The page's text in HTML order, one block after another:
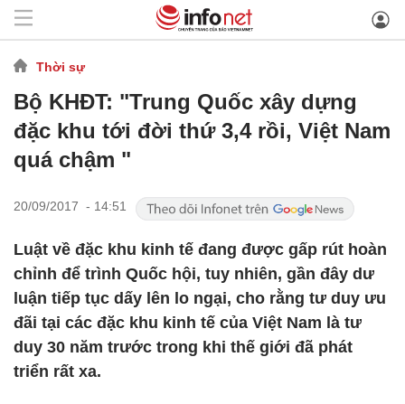
Thời sự
Bộ KHĐT: "Trung Quốc xây dựng
đặc khu tới đời thứ 3,4 rồi, Việt Nam
quá chậm "
20/09/2017 - 14:51
Luật về đặc khu kinh tế đang được gấp rút hoàn
chỉnh để trình Quốc hội, tuy nhiên, gần đây dư
luận tiếp tục dấy lên lo ngại, cho rằng tư duy ưu
đãi tại các đặc khu kinh tế của Việt Nam là tư
duy 30 năm trước trong khi thế giới đã phát
triển rất xa.